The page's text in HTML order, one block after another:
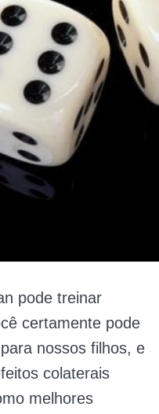
pode treinar
certamente pode
nossos filhos, e
colaterais
melhores